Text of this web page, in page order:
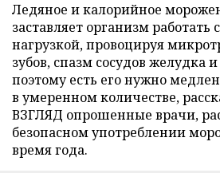
Ледяное и калорийное
заставляет организм
нагрузкой, провоцируя
зубов, спазм сосудов желудка
поэтому есть его нужно
в умеренном количестве,
ВЗГЛЯД опрошенные врачи,
безопасном употреблении
время года.